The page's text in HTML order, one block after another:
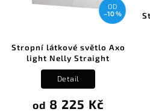
OD
–10 %
Stropní látkové světlo Axo
light Nelly Straight
od 8 225 Kč
Detail